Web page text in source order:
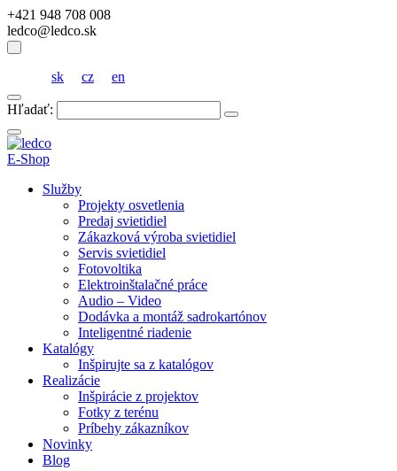
+421 948 708 008
ledco@ledco.sk
sk cz en
Hľadať:
E-Shop
Služby
Projekty osvetlenia
Predaj svietidiel
Zákazková výroba svietidiel
Servis svietidiel
Fotovoltika
Elektroinštalačné práce
Audio – Video
Dodávka a montáž sadrokartónov
Inteligentné riadenie
Katalógy
Inšpirujte sa z katalógov
Realizácie
Inšpirácie z projektov
Fotky z terénu
Príbehy zákazníkov
Novinky
Blog